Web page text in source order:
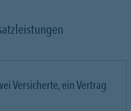
Versicherte, ein Vertrag